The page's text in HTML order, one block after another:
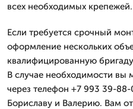
всех необходимых крепежей.
Если требуется срочный
оформление нескольких
квалифицированную
В случае необходимости вы
через телефон +7 993 39-88-
Бориславу и Валерию. Вам